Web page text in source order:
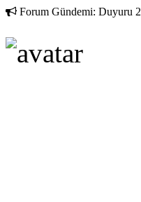
Forum Gündemi: Duyuru 2